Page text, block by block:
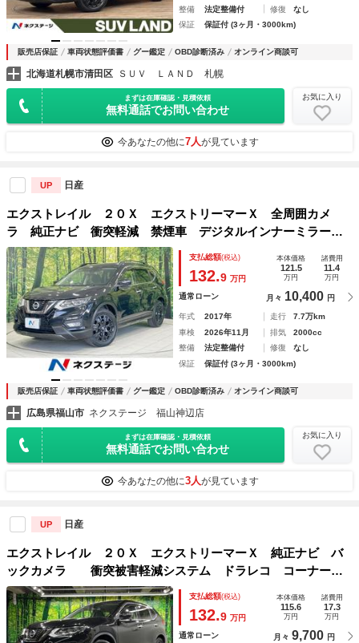
整備
法定整備付 修復
なし
保証
保証付 (3ヶ月・3000km)
販売店保証 車両状態評価書 グー鑑定 OBD診断済み オンライン商談可
北海道札幌市清田区 ＳＵＶ ＬＡＮＤ 札幌
まずは在庫確認・見積依頼
無料通話でお問い合わせ
お気に入り
今あなたの他に7人が見ています
UP 日産
エクストレイル ２０Ｘ エクストリーマーＸ 全周囲カメ
ラ 純正ナビ 衝突軽減 禁煙車 デジタルインナーミラー
パワーバックドア コーナーセンサー ＬＥＤヘッド クルコ
ン ＥＴＣ ドラレコ スマートキー Ｂｌｕｅｔｏｏｔｈ
車線逸脱警報
支払総額(税込)
132.9 万円
本体価格
121.5
万円
諸費用
11.4
万円
通常ローン 月々 10,400 円
年式 2017年 走行
7.7万km
車検
2026年11月 排気
2000cc
整備
法定整備付 修復
なし
保証
保証付 (3ヶ月・3000km)
販売店保証 車両状態評価書 グー鑑定 OBD診断済み オンライン商談可
広島県福山市 ネクステージ 福山神辺店
まずは在庫確認・見積依頼
無料通話でお問い合わせ
お気に入り
今あなたの他に3人が見ています
UP 日産
エクストレイル ２０Ｘ エクストリーマーＸ 純正ナビ バ
ックカメラ 衝突被害軽減システム ドラレコ コーナーセ
ンサー スマートキー ＬＥＤヘッド ＥＴＣ 純正１７イン
チアルミ オートライト デュアルエアコン Ｂｌｕｅｔｏｏ
ｔｈ
支払総額(税込)
132.9 万円
本体価格
115.6
万円
諸費用
17.3
万円
通常ローン 月々 9,700 円